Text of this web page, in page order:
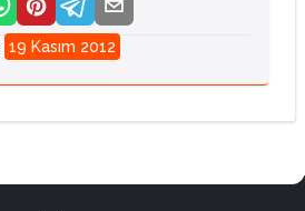
19 Kasım 2012